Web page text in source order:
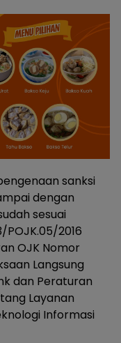
sanksi
dengan
sesuai
2016
OJK Nomor
Langsung
dan Peraturan
Layanan
Informasi